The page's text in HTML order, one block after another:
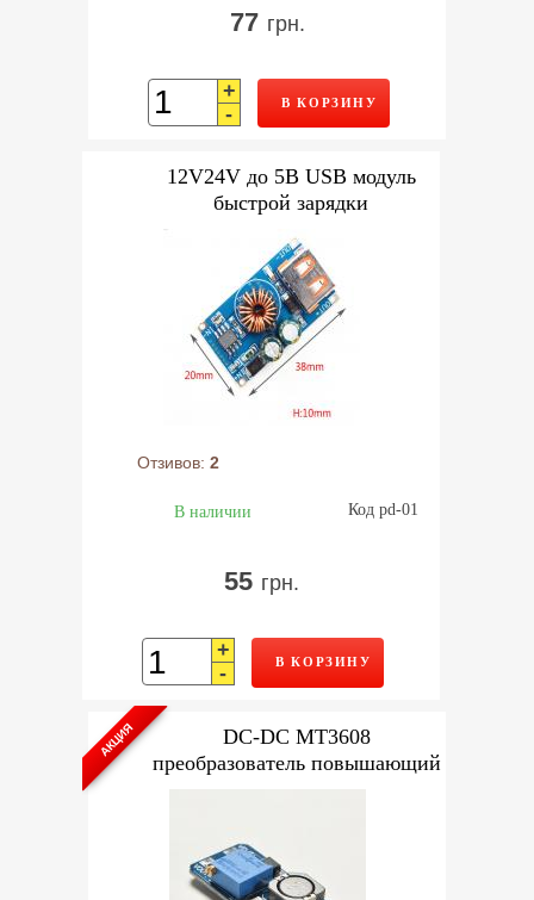
77 грн.
+
-
В КОРЗИНУ
12V24V до 5В USB модуль
быстрой зарядки
Отзивов: 2
В наличии Код pd-01
55 грн.
+
-
В КОРЗИНУ
DC-DC MT3608
преобразователь повышающий
АКЦИЯ